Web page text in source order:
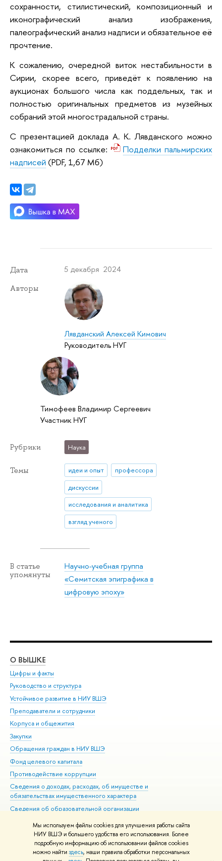
Мы используем файлы cookies для улучшения работы сайта
НИУ ВШЭ и большего удобства его использования. Более
подробную информацию об использовании файлов cookies
можно найти здесь, наши правила обработки персональных
сохранности, стилистический, композиционный и
иконографический анализ изображения,
палеографический анализ надписи и обязательное её
прочтение.
К сожалению, очередной виток нестабильности в
Сирии, скорее всего, приведёт к появлению на
аукционах большого числа как поддельных, так и
полностью оригинальных предметов из музейных
собраний этой многострадальной страны.
С презентацией доклада А. К. Лявданского можно
ознакомиться по ссылке:
Подделки пальмирских
надписей (PDF, 1,67 Мб)
Дата 5 декабря 2024
Авторы
Лявданский Алексей Кимович
Руководитель НУГ
Тимофеев Владимир Сергеевич
Участник НУГ
Рубрики Наука
Темы идеи и опыт
профессора
дискуссии
исследования и аналитика
взгляд ученого
В статье
упомянуты
Научно-учебная группа
«Семитская эпиграфика в
цифровую эпоху»
О ВЫШКЕ
Цифры и факты
Руководство и структура
Устойчивое развитие в НИУ ВШЭ
Преподаватели и сотрудники
Корпуса и общежития
Закупки
Обращения граждан в НИУ ВШЭ
Фонд целевого капитала
Противодействие коррупции
Сведения о доходах, расходах, об имуществе и
обязательствах имущественного характера
Сведения об образовательной организации
Людям с ограниченными возможностями здоровья
Единая платежная страница
Работа в Вышке